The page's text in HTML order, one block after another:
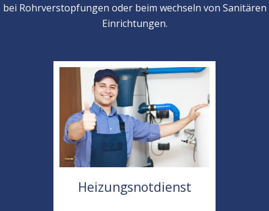
bei Rohrverstopfungen oder beim wechseln von Sanitären
Einrichtungen.
Heizungsnotdienst